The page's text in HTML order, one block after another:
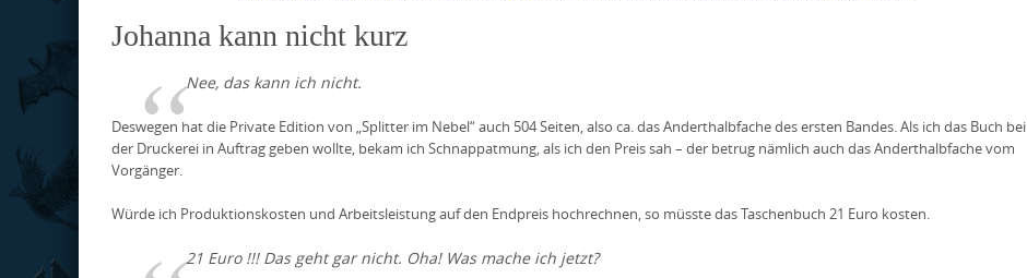
Johanna kann nicht kurz
Nee, das kann ich nicht.
Deswegen hat die Private Edition von „Splitter im Nebel“ auch 504 Seiten, also ca. das Anderthalbfache des ersten Bandes. Als ich das Buch bei
der Druckerei in Auftrag geben wollte, bekam ich Schnappatmung, als ich den Preis sah – der betrug nämlich auch das Anderthalbfache vom
Vorgänger.
Würde ich Produktionskosten und Arbeitsleistung auf den Endpreis hochrechnen, so müsste das Taschenbuch 21 Euro kosten.
21 Euro !!! Das geht gar nicht. Oha! Was mache ich jetzt?